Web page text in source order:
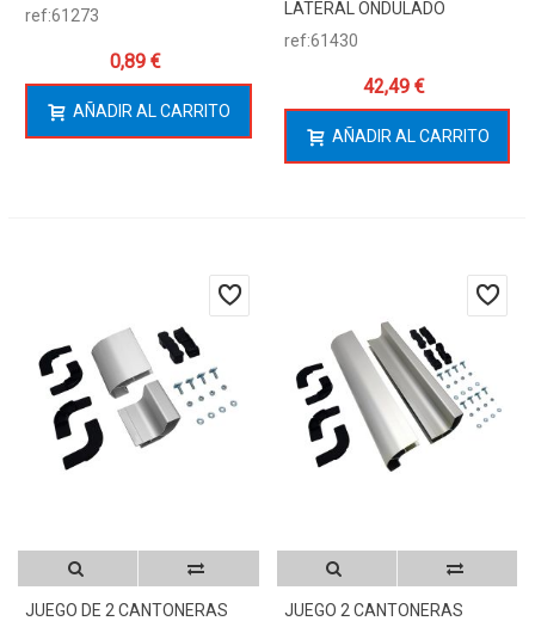
ref:61273
0,89 €
AÑADIR AL CARRITO
LATERAL ONDULADO
ref:61430
42,49 €
AÑADIR AL CARRITO
JUEGO DE 2 CANTONERAS
JUEGO 2 CANTONERAS